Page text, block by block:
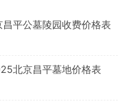
平公墓陵园收费价格表
北京昌平墓地价格表